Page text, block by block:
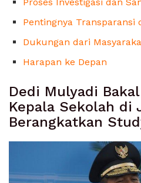
Pentingnya Transparansi
Dukungan dari
Harapan ke Depan
Dedi Mulyadi
Kepala Sekolah di
Berangkatkan